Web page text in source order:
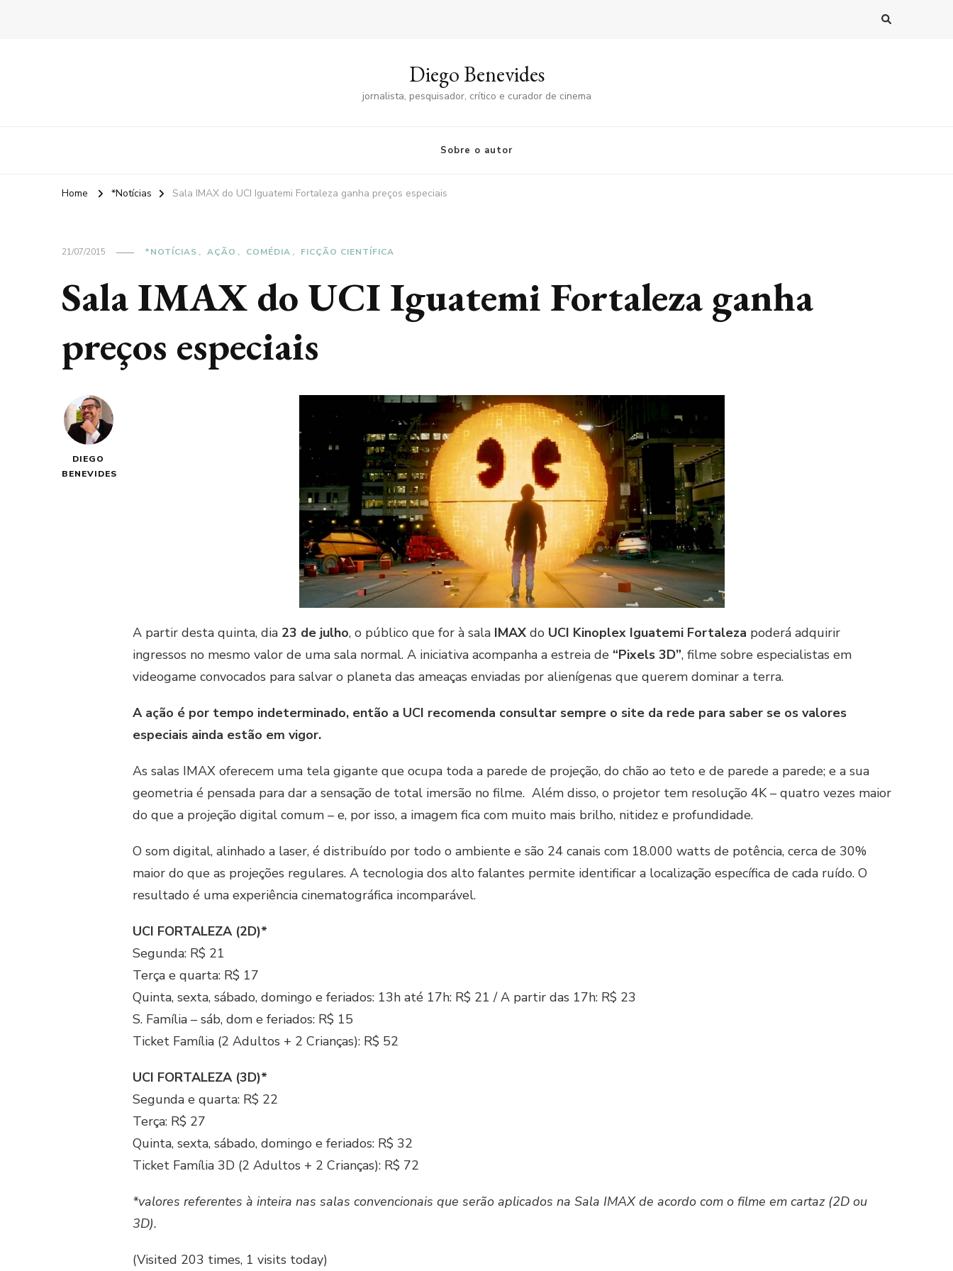
Diego Benevides
jornalista, pesquisador, crítico e curador de cinema
Sobre o autor
Home *Notícias Sala IMAX do UCI Iguatemi Fortaleza ganha preços especiais
21/07/2015 *NOTÍCIAS AÇÃO COMÉDIA FICÇÃO CIENTÍFICA
Sala IMAX do UCI Iguatemi Fortaleza ganha
preços especiais
DIEGO
BENEVIDES
A partir desta quinta, dia 23 de julho, o público que for à sala IMAX do UCI Kinoplex Iguatemi Fortaleza poderá adquirir
ingressos no mesmo valor de uma sala normal. A iniciativa acompanha a estreia de “Pixels 3D”, filme sobre especialistas em
videogame convocados para salvar o planeta das ameaças enviadas por alienígenas que querem dominar a terra.
A ação é por tempo indeterminado, então a UCI recomenda consultar sempre o site da rede para saber se os valores
especiais ainda estão em vigor.
As salas IMAX oferecem uma tela gigante que ocupa toda a parede de projeção, do chão ao teto e de parede a parede; e a sua
geometria é pensada para dar a sensação de total imersão no filme. Além disso, o projetor tem resolução 4K – quatro vezes maior
do que a projeção digital comum – e, por isso, a imagem fica com muito mais brilho, nitidez e profundidade.
O som digital, alinhado a laser, é distribuído por todo o ambiente e são 24 canais com 18.000 watts de potência, cerca de 30%
maior do que as projeções regulares. A tecnologia dos alto falantes permite identificar a localização específica de cada ruído. O
resultado é uma experiência cinematográfica incomparável.
UCI FORTALEZA (2D)*
Segunda: R$ 21
Terça e quarta: R$ 17
Quinta, sexta, sábado, domingo e feriados: 13h até 17h: R$ 21 / A partir das 17h: R$ 23
S. Família – sáb, dom e feriados: R$ 15
Ticket Família (2 Adultos + 2 Crianças): R$ 52
UCI FORTALEZA (3D)*
Segunda e quarta: R$ 22
Terça: R$ 27
Quinta, sexta, sábado, domingo e feriados: R$ 32
Ticket Família 3D (2 Adultos + 2 Crianças): R$ 72
*valores referentes à inteira nas salas convencionais que serão aplicados na Sala IMAX de acordo com o filme em cartaz (2D ou
3D).
(Visited 203 times, 1 visits today)